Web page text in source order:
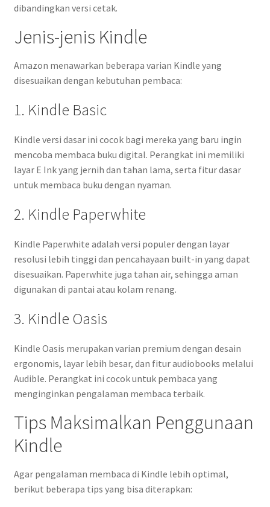
dibandingkan versi cetak.
Jenis-jenis Kindle
Amazon menawarkan beberapa varian Kindle yang
disesuaikan dengan kebutuhan pembaca:
1. Kindle Basic
Kindle versi dasar ini cocok bagi mereka yang baru ingin
mencoba membaca buku digital. Perangkat ini memiliki
layar E Ink yang jernih dan tahan lama, serta fitur dasar
untuk membaca buku dengan nyaman.
2. Kindle Paperwhite
Kindle Paperwhite adalah versi populer dengan layar
resolusi lebih tinggi dan pencahayaan built-in yang dapat
disesuaikan. Paperwhite juga tahan air, sehingga aman
digunakan di pantai atau kolam renang.
3. Kindle Oasis
Kindle Oasis merupakan varian premium dengan desain
ergonomis, layar lebih besar, dan fitur audiobooks melalui
Audible. Perangkat ini cocok untuk pembaca yang
menginginkan pengalaman membaca terbaik.
Tips Maksimalkan Penggunaan
Kindle
Agar pengalaman membaca di Kindle lebih optimal,
berikut beberapa tips yang bisa diterapkan: